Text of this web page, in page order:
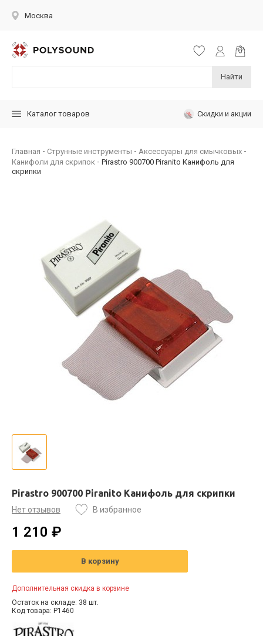
Москва
Найти
Каталог товаров Скидки и акции
Главная Струнные инструменты
Аксессуары для смычковых
Канифоли для скрипок
Pirastro 900700 Piranito Канифоль для
скрипки
Pirastro 900700 Piranito Канифоль для скрипки
Нет отзывов В избранное
1 210 ₽
В корзину
Дополнительная скидка в корзине
Остаток на складе: 38 шт.
Код товара: P1460